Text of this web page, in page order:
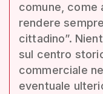
comune, come
rendere
cittadino”.
sul centro
commerciale
eventuale